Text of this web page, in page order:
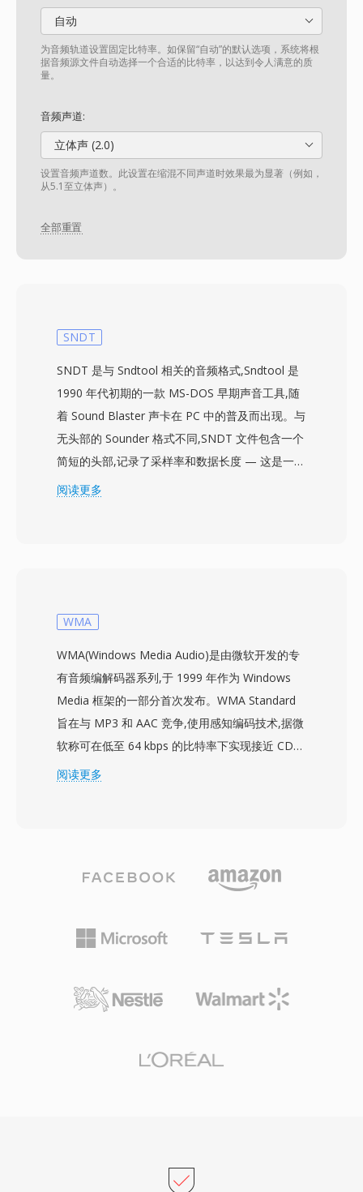
自动
为音频轨道设置固定比特率。如保留“自动”的默认选项，系统将根
据音频源文件自动选择一个合适的比特率，以达到令人满意的质
量。
音频声道:
立体声 (2.0)
设置音频声道数。此设置在缩混不同声道时效果最为显著（例如，
从5.1至立体声）。
全部重置
SNDT
SNDT 是与 Sndtool 相关的音频格式,Sndtool 是
1990 年代初期的一款 MS-DOS 早期声音工具,随
着 Sound Blaster 声卡在 PC 中的普及而出现。与
无头部的 Sounder 格式不同,SNDT 文件包含一个
简短的头部,记录了采样率和数据长度 — 这是一个
有意义的改进,让播放软件能够自动确定时序信
部,它消除了播放陌生文件时的猜测问题 — 这在标
的解码效率也很高,在当时的 286 和 386 处理器上
无需解压缩且 CPU 开销极小。SNDT 文件曾作为
早期 PC 游戏和多媒体演示的基础构件,当时开发
者需要在有限的 Sound Blaster 硬件生态系统中
实现可靠的音频播放。如今,SNDT 存留在复古软
件存档中,SoX 可将其转换为现代格式。
阅读更多
WMA
WMA(Windows Media Audio)是由微软开发的专
有音频编解码器系列,于 1999 年作为 Windows
Media 框架的一部分首次发布。WMA Standard
旨在与 MP3 和 AAC 竞争,使用感知编码技术,据微
软称可在低至 64 kbps 的比特率下实现接近 CD
的音质 — 大约是 MP3 达到相当效果通常所需数
Windows、Windows Media Player 和 Zune 生态
分发优势,数字版权管理(DRM)支持也使其受到当
时在线音乐商店的青睐。编解码由 Windows 原生
件。通过 FFmpeg 和 GStreamer 等库,跨平台支
体库中,不过更新的编解码器已在很大程度上取代
阅读更多